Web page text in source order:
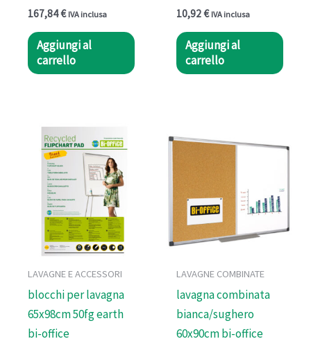
167,84€ IVA inclusa
Aggiungi al
carrello
10,92€ IVA inclusa
Aggiungi al
carrello
LAVAGNE E ACCESSORI
blocchi per lavagna
65x98cm 50fg earth
bi-office
LAVAGNE COMBINATE
lavagna combinata
bianca/sughero
60x90cm bi-office